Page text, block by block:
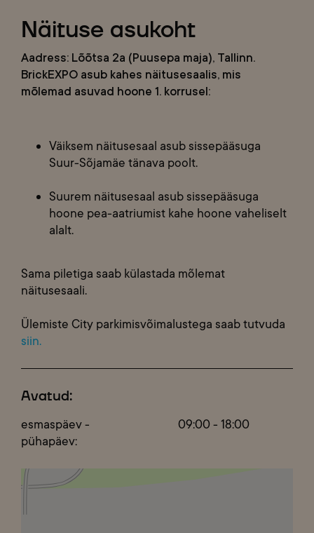
Näituse asukoht
Aadress: Lõõtsa 2a (Puusepa maja), Tallinn.
BrickEXPO asub kahes näitusesaalis, mis
mõlemad asuvad hoone 1. korrusel:
Väiksem näitusesaal asub sissepääsuga
Suur-Sõjamäe tänava poolt.
Suurem näitusesaal asub sissepääsuga
hoone pea-aatriumist kahe hoone vaheliselt
alalt.
Sama piletiga saab külastada mõlemat
näitusesaali.
Ülemiste City parkimisvõimalustega saab tutvuda
siin.
Avatud:
esmaspäev -
pühapäev:
09:00 - 18:00